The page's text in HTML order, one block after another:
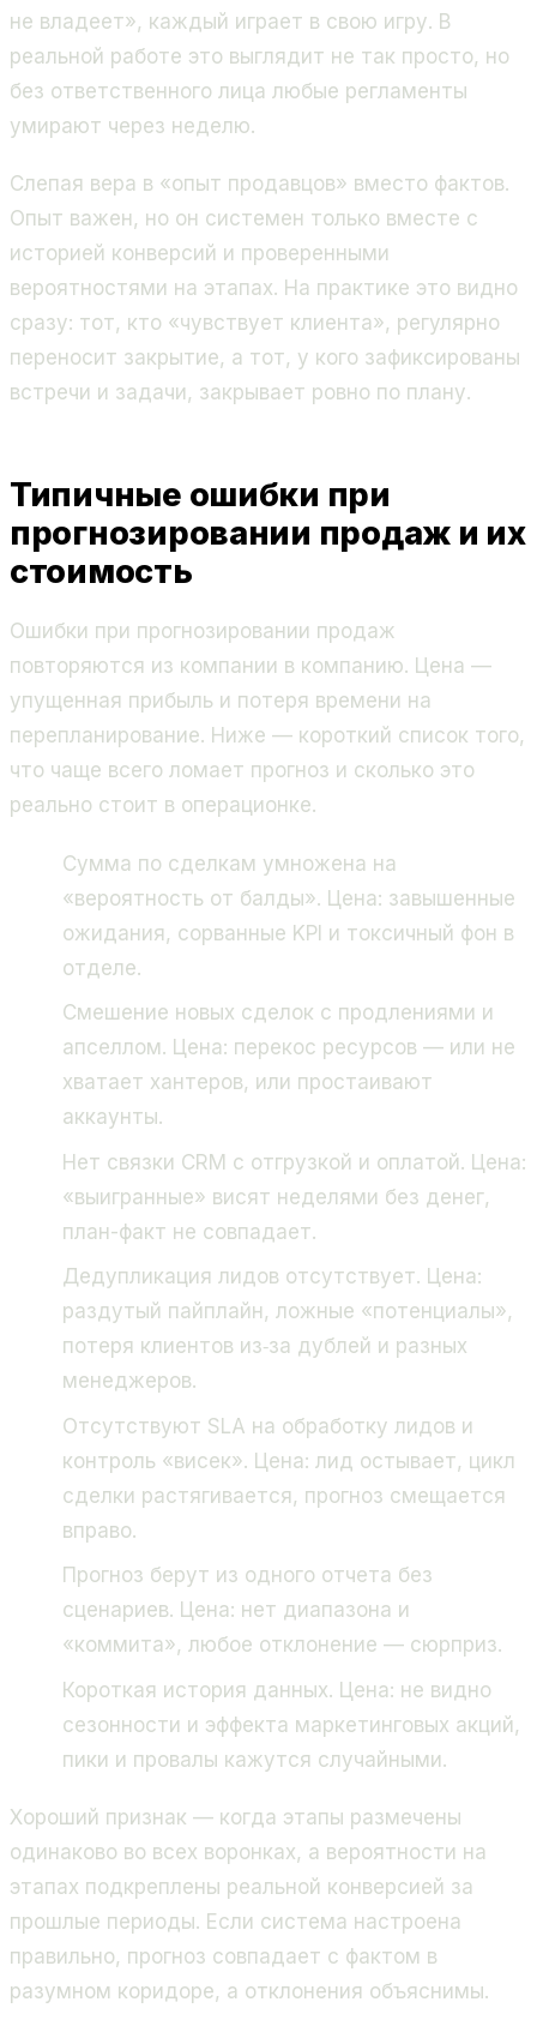
не владеет», каждый играет в свою игру. В
реальной работе это выглядит не так просто, но
без ответственного лица любые регламенты
умирают через неделю.
Слепая вера в «опыт продавцов» вместо фактов.
Опыт важен, но он системен только вместе с
историей конверсий и проверенными
вероятностями на этапах. На практике это видно
сразу: тот, кто «чувствует клиента», регулярно
переносит закрытие, а тот, у кого зафиксированы
встречи и задачи, закрывает ровно по плану.
Типичные ошибки при
прогнозировании продаж и их
стоимость
Ошибки при прогнозировании продаж
повторяются из компании в компанию. Цена —
упущенная прибыль и потеря времени на
перепланирование. Ниже — короткий список того,
что чаще всего ломает прогноз и сколько это
реально стоит в операционке.
Сумма по сделкам умножена на
«вероятность от балды». Цена: завышенные
ожидания, сорванные KPI и токсичный фон в
отделе.
Смешение новых сделок с продлениями и
апселлом. Цена: перекос ресурсов — или не
хватает хантеров, или простаивают
аккаунты.
Нет связки CRM с отгрузкой и оплатой. Цена:
«выигранные» висят неделями без денег,
план-факт не совпадает.
Дедупликация лидов отсутствует. Цена:
раздутый пайплайн, ложные «потенциалы»,
потеря клиентов из‑за дублей и разных
менеджеров.
Отсутствуют SLA на обработку лидов и
контроль «висек». Цена: лид остывает, цикл
сделки растягивается, прогноз смещается
вправо.
Прогноз берут из одного отчета без
сценариев. Цена: нет диапазона и
«коммита», любое отклонение — сюрприз.
Короткая история данных. Цена: не видно
сезонности и эффекта маркетинговых акций,
пики и провалы кажутся случайными.
Хороший признак — когда этапы размечены
одинаково во всех воронках, а вероятности на
этапах подкреплены реальной конверсией за
прошлые периоды. Если система настроена
правильно, прогноз совпадает с фактом в
разумном коридоре, а отклонения объяснимы.